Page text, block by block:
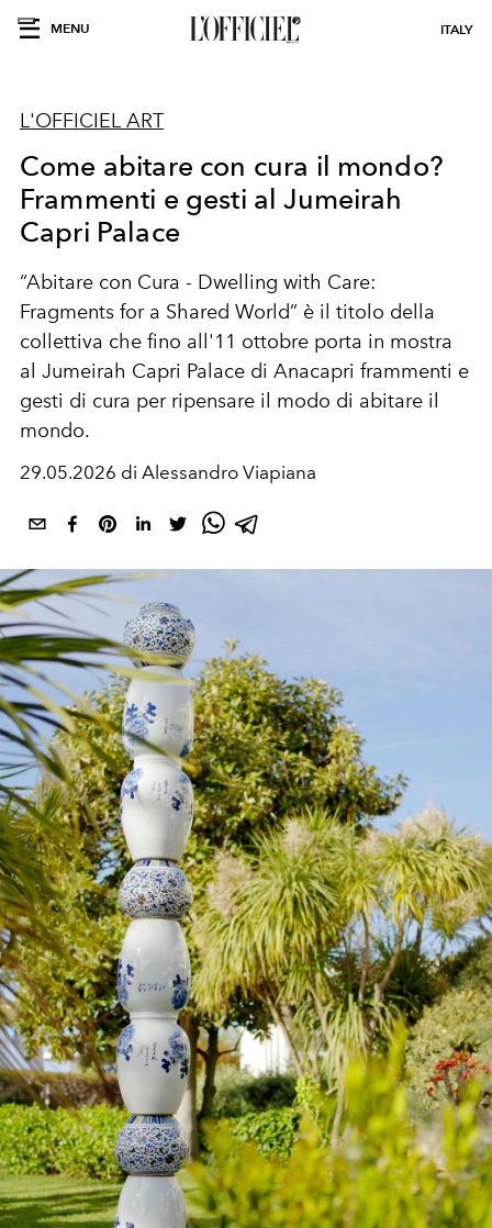
MENU ITALY
L'OFFICIEL ART
Come abitare con cura il mondo?
Frammenti e gesti al Jumeirah
Capri Palace
“Abitare con Cura - Dwelling with Care:
Fragments for a Shared World” è il titolo della
collettiva che fino all'11 ottobre porta in mostra
al Jumeirah Capri Palace di Anacapri frammenti e
gesti di cura per ripensare il modo di abitare il
mondo.
29.05.2026 di Alessandro Viapiana